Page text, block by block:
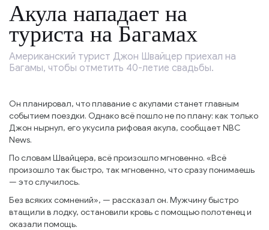
Акула нападает на
туриста на Багамах
Американский турист Джон Швайцер приехал на
Багамы, чтобы отметить 40-летие свадьбы.
Он планировал, что плавание с акулами станет главным
событием поездки. Однако всё пошло не по плану: как только
Джон нырнул, его укусила рифовая акула, сообщает NBC
News.
По словам Швайцера, всё произошло мгновенно. «Всё
произошло так быстро, так мгновенно, что сразу понимаешь
— это случилось.
Без всяких сомнений», — рассказал он. Мужчину быстро
втащили в лодку, остановили кровь с помощью полотенец и
оказали помощь.